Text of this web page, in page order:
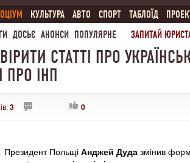
КУЛЬТУРА АВТО СПОРТ ТАБЛОЇД
ДОСЬЄ АНОНСИ ПОПУЛЯРНЕ ЗАПИТАЙ
СТАТТІ ПРО
ПРО ІНП
3 0
Президент Польщі Анджей Дуда змінив